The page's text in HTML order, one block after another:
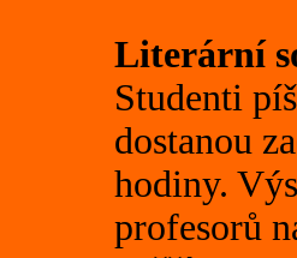
Literární
Studenti
dostanou
hodiny.
profesorů